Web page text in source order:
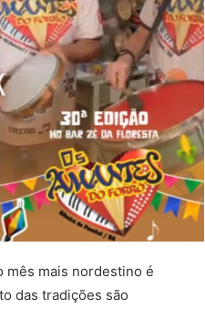
mês mais nordestino é
das tradições são